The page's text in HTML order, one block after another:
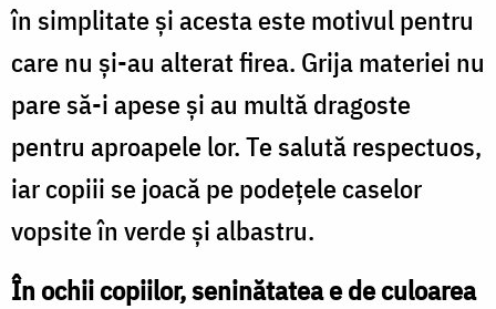
în simplitate și acesta este motivul pentru
care nu și-au alterat firea. Grija materiei nu
pare să-i apese și au multă dragoste
pentru aproapele lor. Te salută respectuos,
iar copiii se joacă pe podețele caselor
vopsite în verde și albastru.
În ochii copiilor, seninătatea e de culoarea